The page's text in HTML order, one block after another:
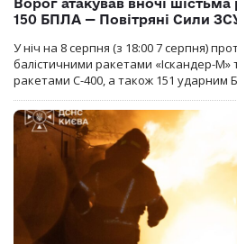
Ворог атакував вночі
150 БПЛА — Повітряні Сили
У ніч на 8 серпня (з 18:00 7 серпня)
балістичними ракетами «Іскандер-
ракетами С-400, а також 151 ударним